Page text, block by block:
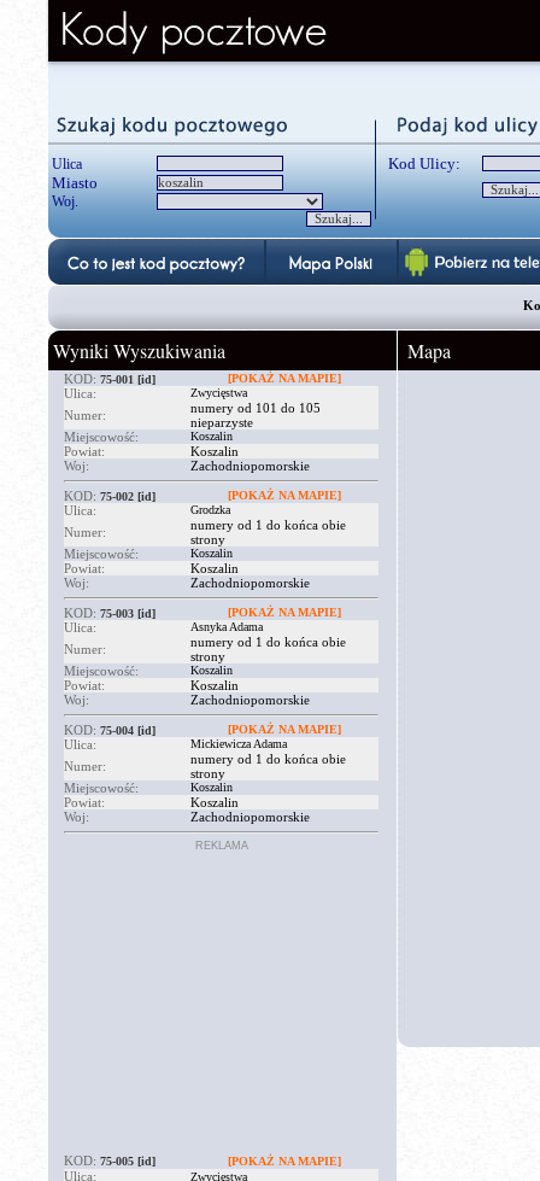
Ulica
Miasto
Woj.
Kod Ulicy:
Wyniki Wyszukiwania
KOD: 75-001 [id] [POKAŻ NA MAPIE]
Ulica: Zwycięstwa
Numer:
numery od 101 do 105
nieparzyste
Miejscowość:
Koszalin
Powiat:
Koszalin
Woj:
Zachodniopomorskie
KOD: 75-002 [id] [POKAŻ NA MAPIE]
Ulica: Grodzka
Numer:
numery od 1 do końca obie
strony
Miejscowość:
Koszalin
Powiat:
Koszalin
Woj:
Zachodniopomorskie
KOD: 75-003 [id] [POKAŻ NA MAPIE]
Ulica: Asnyka Adama
Numer:
numery od 1 do końca obie
strony
Miejscowość:
Koszalin
Powiat:
Koszalin
Woj:
Zachodniopomorskie
KOD: 75-004 [id] [POKAŻ NA MAPIE]
Ulica: Mickiewicza Adama
Numer:
numery od 1 do końca obie
strony
Miejscowość:
Koszalin
Powiat:
Koszalin
Woj:
Zachodniopomorskie
REKLAMA
KOD: 75-005 [id] [POKAŻ NA MAPIE]
Ulica: Zwycięstwa
Mapa